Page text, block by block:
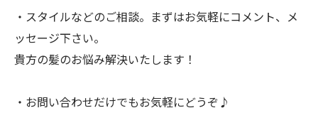
・スタイルなどのご相談。まずはお気軽にコメント、メ
ッセージ下さい。
貴方の髪のお悩み解決いたします！
・お問い合わせだけでもお気軽にどうぞ♪